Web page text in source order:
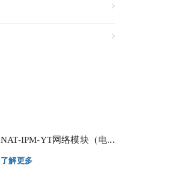
NAT-IPM-YT网络模块（电...
了解更多